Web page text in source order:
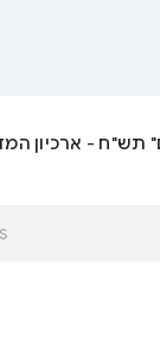
תש"ח - ארכיון